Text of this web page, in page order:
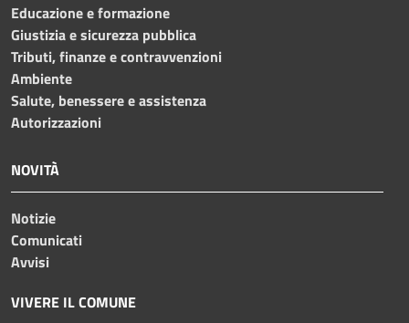
Educazione e formazione
Giustizia e sicurezza pubblica
Tributi, finanze e contravvenzioni
Ambiente
Salute, benessere e assistenza
Autorizzazioni
NOVITÀ
Notizie
Comunicati
Avvisi
VIVERE IL COMUNE